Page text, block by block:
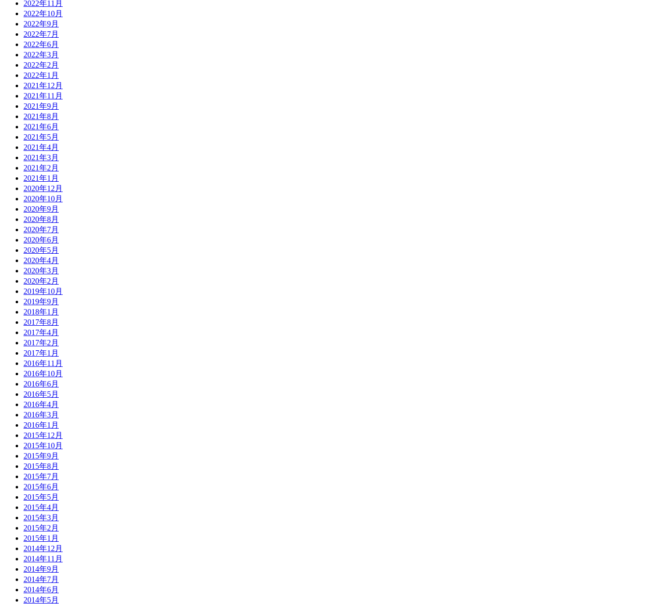
2022年11月
2022年10月
2022年9月
2022年7月
2022年6月
2022年3月
2022年2月
2022年1月
2021年12月
2021年11月
2021年9月
2021年8月
2021年6月
2021年5月
2021年4月
2021年3月
2021年2月
2021年1月
2020年12月
2020年10月
2020年9月
2020年8月
2020年7月
2020年6月
2020年5月
2020年4月
2020年3月
2020年2月
2019年10月
2019年9月
2018年1月
2017年8月
2017年4月
2017年2月
2017年1月
2016年11月
2016年10月
2016年6月
2016年5月
2016年4月
2016年3月
2016年1月
2015年12月
2015年10月
2015年9月
2015年8月
2015年7月
2015年6月
2015年5月
2015年4月
2015年3月
2015年2月
2015年1月
2014年12月
2014年11月
2014年9月
2014年7月
2014年6月
2014年5月